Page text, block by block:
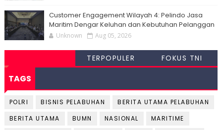
Customer Engagement Wilayah 4: Pelindo Jasa
Maritim Dengar Keluhan dan Kebutuhan Pelanggan
Unknown Aug 05, 2026
TERPOPULER FOKUS TNI
TAGS
POLRI BISNIS PELABUHAN
BERITA UTAMA PELABUHAN
BERITA UTAMA
BUMN NASIONAL
MARITIME